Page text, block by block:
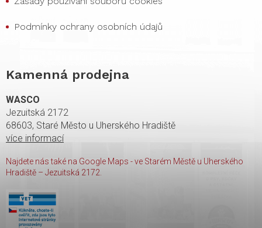
Podmínky ochrany osobních údajů
Kamenná prodejna
WASCO
Jezuitská 2172
68603, Staré Město u Uherského Hradiště
více informací
Najdete nás také na Google Maps - ve Starém Městě u Uherského
Hradiště – Jezuitská 2172.